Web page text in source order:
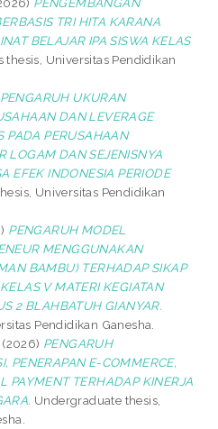
TRI HITA KARANA
BELAJAR IPA SISWA KELAS
thesis, Universitas Pendidikan
PENGARUH UKURAN
DAN LEVERAGE
PADA PERUSAHAAN
LOGAM DAN SEJENISNYA
EFEK INDONESIA PERIODE
Universitas Pendidikan
PENGARUH MODEL
MENGGUNAKAN
BAMBU) TERHADAP SIKAP
V MATERI KEGIATAN
2 BLAHBATUH GIANYAR.
Pendidikan Ganesha.
(2026) PENGARUH
PENERAPAN E-COMMERCE,
PAYMENT TERHADAP KINERJA
Undergraduate thesis,